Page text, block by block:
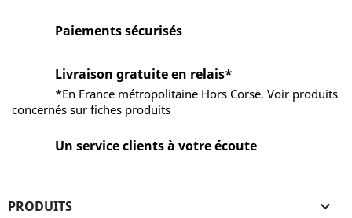
Paiements sécurisés
Livraison gratuite en relais*
*En France métropolitaine Hors Corse. Voir produits
concernés sur fiches produits
Un service clients à votre écoute
PRODUITS 